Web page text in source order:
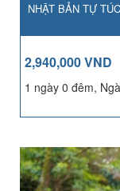
NHẬT BẢN TỰ
2,940,000 VND
1 ngày 0 đêm,